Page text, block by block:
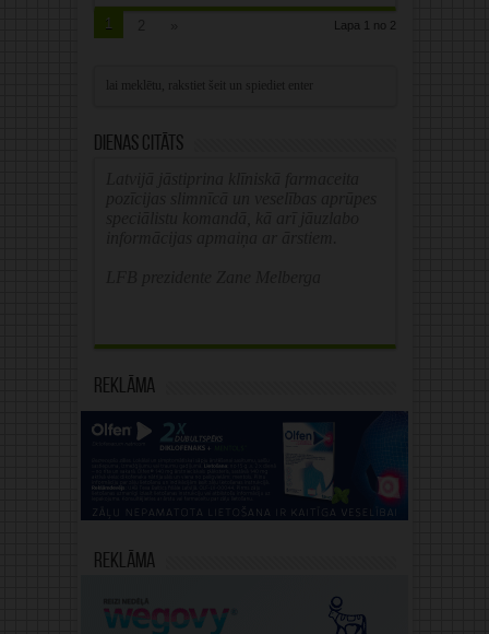
Lapa 1 no 2
1
Dienas citāts
Reklāma
Reklāma